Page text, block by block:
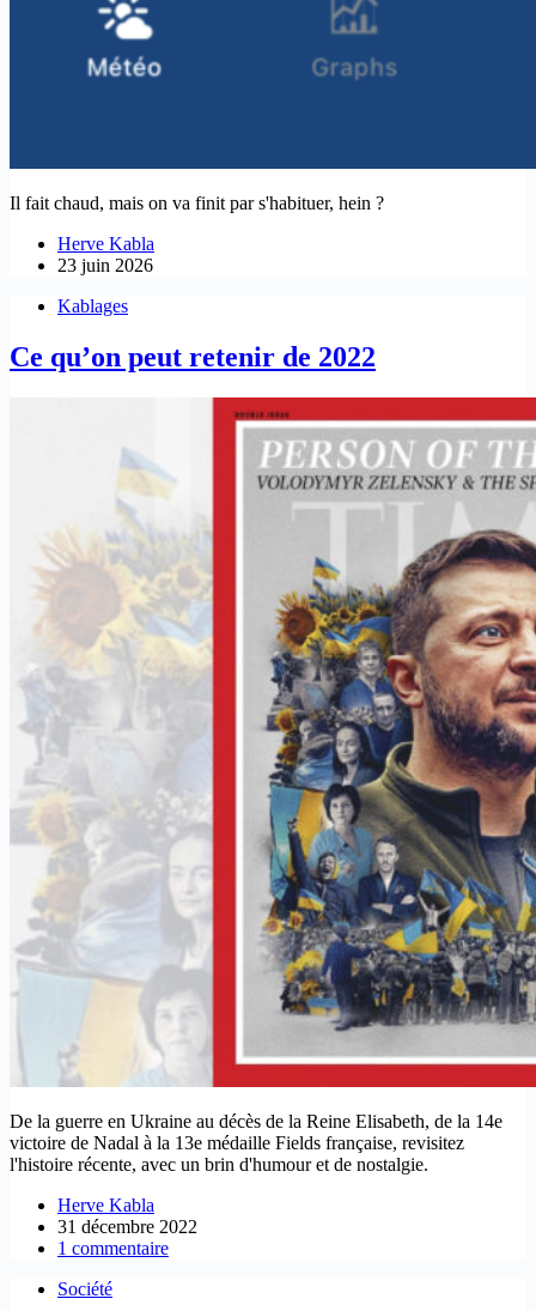
Il fait chaud, mais on va finit par s'habituer, hein ?
Herve Kabla
23 juin 2026
Kablages
Ce qu’on peut retenir de 2022
De la guerre en Ukraine au décès de la Reine Elisabeth, de la 14e
victoire de Nadal à la 13e médaille Fields française, revisitez
l'histoire récente, avec un brin d'humour et de nostalgie.
Herve Kabla
31 décembre 2022
1 commentaire
Société